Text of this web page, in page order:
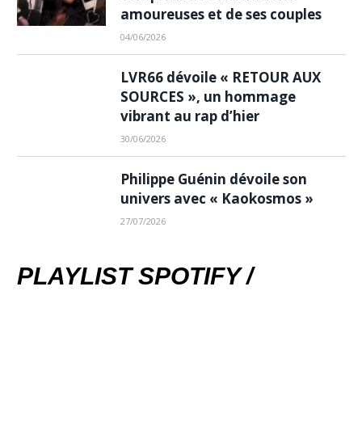
amoureuses et de ses couples
04/06/2026
LVR66 dévoile « RETOUR AUX
SOURCES », un hommage
vibrant au rap d’hier
30/06/2026
Philippe Guénin dévoile son
univers avec « Kaokosmos »
27/07/2026
PLAYLIST SPOTIFY /